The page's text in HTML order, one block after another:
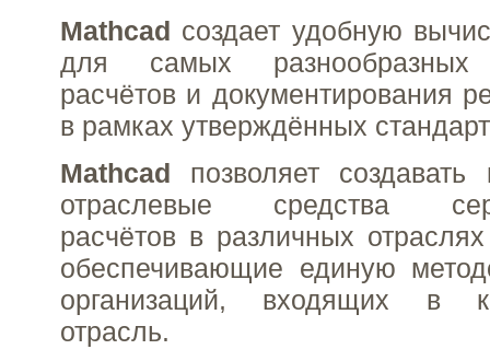
Mathcad создает удобную
для самых разнообразных
расчётов и документирования
в рамках утверждённых
Mathcad позволяет создавать
отраслевые средства
расчётов в различных
обеспечивающие единую
организаций, входящих в
отрасль.